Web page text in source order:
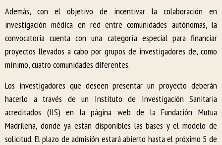
Además, con el objetivo de incentivar la colaboración en
investigación médica en red entre comunidades autónomas, la
convocatoria cuenta con una categoría especial para financiar
proyectos llevados a cabo por grupos de investigadores de, como
mínimo, cuatro comunidades diferentes.
Los investigadores que deseen presentar un proyecto deberán
hacerlo a través de un Instituto de Investigación Sanitaria
acreditados (IIS) en la página web de la Fundación Mutua
Madrileña, donde ya están disponibles las bases y el modelo de
solicitud. El plazo de admisión estará abierto hasta el próximo 5 de